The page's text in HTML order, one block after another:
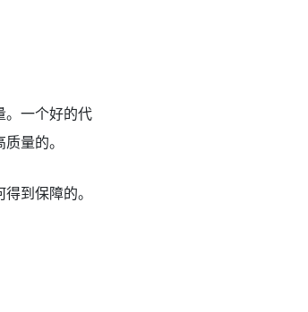
。一个好的代
量的。
到保障的。